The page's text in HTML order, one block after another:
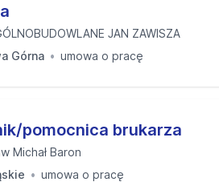
JAN ZAWISZA
Górna
umowa o pracę
pomocnica brukarza
Michał Baron
umowa o pracę